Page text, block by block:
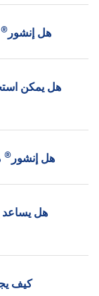
هل إنشور®
هل يمكن
هل إنشور®
هل يساعد
كيف